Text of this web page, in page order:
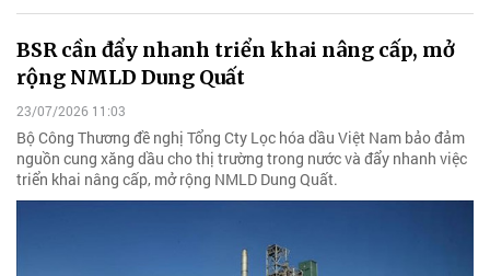
BSR cần đẩy nhanh triển khai nâng cấp, mở
rộng NMLD Dung Quất
23/07/2026 11:03
Bộ Công Thương đề nghị Tổng Cty Lọc hóa dầu Việt Nam bảo đảm
nguồn cung xăng dầu cho thị trường trong nước và đẩy nhanh việc
triển khai nâng cấp, mở rộng NMLD Dung Quất.